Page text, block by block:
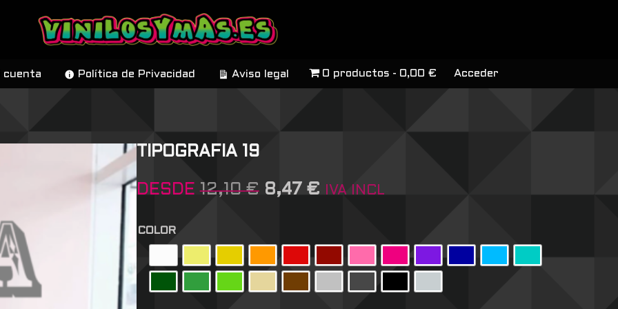
cuenta Política de Privacidad Aviso legal 0 productos 0,00 € Acceder
TIPOGRAFIA 19
DESDE 12,10€ 8,47 € IVA INCL
COLOR